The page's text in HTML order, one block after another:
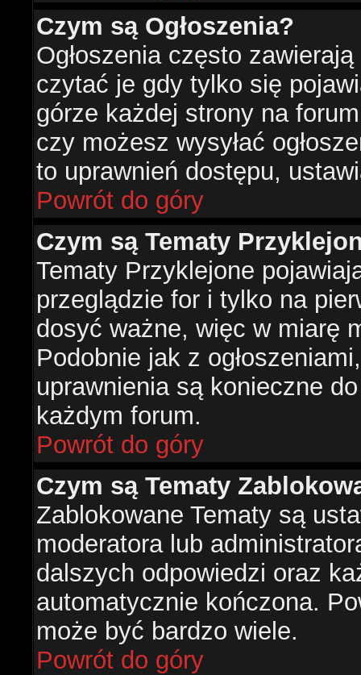
Czym są Ogłoszenia?
Ogłoszenia często
czytać je gdy tylko się
górze każdej strony na
czy możesz wysyłać
to uprawnień dostępu,
Powrót do góry
Czym są Tematy
Tematy Przyklejone
przeglądzie for i tylko na
dosyć ważne, więc w miarę
Podobnie jak z
uprawnienia są konieczne
każdym forum.
Powrót do góry
Czym są Tematy
Zablokowane Tematy są
moderatora lub
dalszych odpowiedzi oraz
automatycznie kończona.
może być bardzo wiele.
Powrót do góry